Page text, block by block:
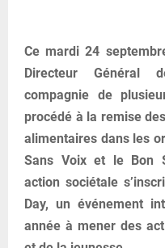
Ce mardi 24
Directeur Général
compagnie de
procédé à la remise
alimentaires dans les
Sans Voix et le Bon
action sociétale
Day, un événement
année à mener des